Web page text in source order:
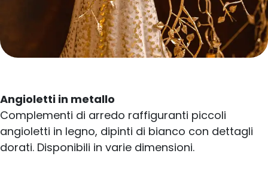
Angioletti in metallo
Complementi di arredo raffiguranti piccoli
angioletti in legno, dipinti di bianco con dettagli
dorati. Disponibili in varie dimensioni.